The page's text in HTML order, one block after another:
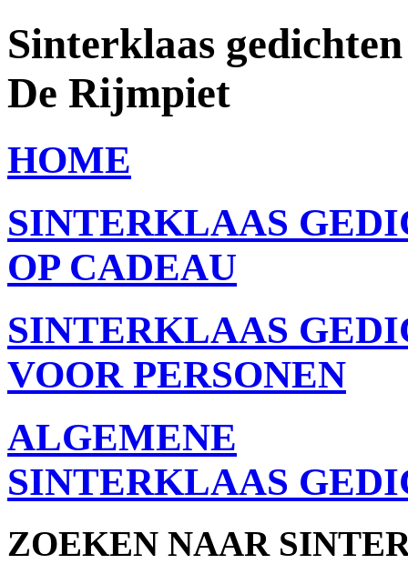
Sinterklaas
De Rijmpiet
HOME
SINTERKLAAS
OP CADEAU
SINTERKLAAS
VOOR PERSONEN
ALGEMENE
SINTERKLAAS
ZOEKEN NAAR